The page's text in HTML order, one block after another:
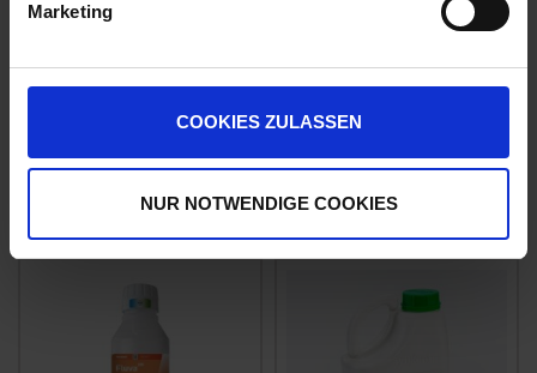
Marketing
COOKIES ZULASSEN
NUR NOTWENDIGE COOKIES
22,46 € / l
ZUM PRODUKT
zzgl. MwSt.
34,12 € / l
ZUM PRODUKT